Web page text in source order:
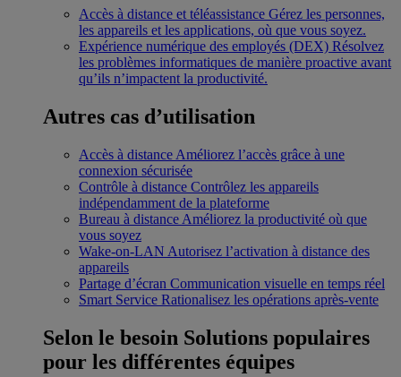
Accès à distance et téléassistance Gérez les personnes,
les appareils et les applications, où que vous soyez.
Expérience numérique des employés (DEX) Résolvez
les problèmes informatiques de manière proactive avant
qu’ils n’impactent la productivité.
Autres cas d’utilisation
Accès à distance Améliorez l’accès grâce à une
connexion sécurisée
Contrôle à distance Contrôlez les appareils
indépendamment de la plateforme
Bureau à distance Améliorez la productivité où que
vous soyez
Wake-on-LAN Autorisez l’activation à distance des
appareils
Partage d’écran Communication visuelle en temps réel
Smart Service Rationalisez les opérations après-vente
Selon le besoin Solutions populaires
pour les différentes équipes